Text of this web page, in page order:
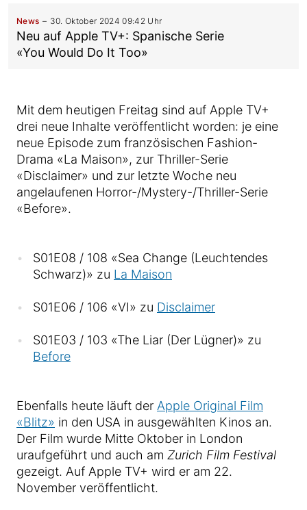
News 30. Oktober 2024 09:42 Uhr
Neu auf Apple TV+: Spanische Serie
«You Would Do It Too»
Mit dem heutigen Freitag sind auf Apple TV+
drei neue Inhalte veröffentlicht worden: je eine
neue Episode zum französischen Fashion-
Drama «La Maison», zur Thriller-Serie
«Disclaimer» und zur letzte Woche neu
angelaufenen Horror-/Mystery-/Thriller-Serie
«Before».
S01E08 / 108 «Sea Change (Leuchtendes
Schwarz)» zu La Maison
S01E06 / 106 «VI» zu Disclaimer
S01E03 / 103 «The Liar (Der Lügner)» zu
Before
Ebenfalls heute läuft der Apple Original Film
«Blitz» in den USA in ausgewählten Kinos an.
Der Film wurde Mitte Oktober in London
uraufgeführt und auch am Zurich Film Festival
gezeigt. Auf Apple TV+ wird er am 22.
November veröffentlicht.